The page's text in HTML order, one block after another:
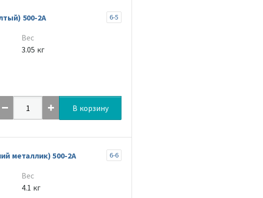
500-2A 6-5
Вес
3.05 кг
В корзину
металлик) 500-2A 6-6
Вес
4.1 кг